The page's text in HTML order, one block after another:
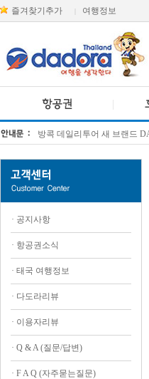
즐겨찾기추가 여행정보
방콕 데일리투어 새 브랜드
· 공지사항
· 항공권소식
· 태국 여행정보
· 다도라리뷰
· 이용자리뷰
· Q & A (질문/답변)
· F A Q (자주묻는질문)